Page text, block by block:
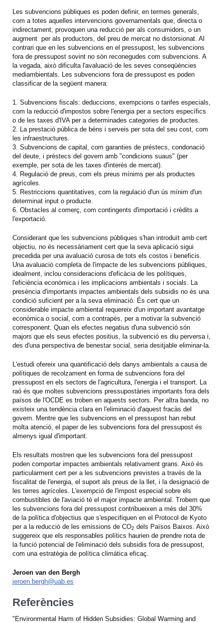
Les subvencions públiques es poden definir, en termes generals,
com a totes aquelles intervencions governamentals que, directa o
indirectament, provoquen una reducció per als consumidors, o un
augment per als productors, del preu de mercat no distorsionat. Al
contrari que en les subvencions en el pressupost, les subvencions
fora de pressupost sovint no són reconegudes com subvencions. A
la vegada, això dificulta l'avaluació de les seves conseqüències
mediambientals. Les subvencions fora de pressupost es poden
classificar de la següent manera:
1. Subvencions fiscals: deduccions, exempcions o tarifes especials,
com la reducció d'impostos sobre l'energia per a sectors específics
o de les taxes d'IVA per a determinades categories de productes.
2. La prestació pública de béns i serveis per sota del seu cost, com
les infraestructures.
3. Subvencions de capital, com garanties de préstecs, condonació
del deute, i préstecs del govern amb "condicions suaus" (per
exemple, per sota de les taxes d'interès de mercat).
4. Regulació de preus, com els preus mínims per als productes
agrícoles.
5. Restriccions quantitatives, com la regulació d'un ús mínim d'un
determinat input o producte.
6. Obstacles al comerç, com contingents d'importació i crèdits a
l'exportació.
Considerant que les subvencions públiques s'han introduït amb cert
objectiu, no és necessàriament cert que la seva aplicació sigui
precedida per una avaluació curosa de tots els costos i beneficis.
Una avaluació completa de l'impacte de les subvencions públiques,
idealment, inclou consideracions d'eficàcia de les polítiques,
l'eficiència econòmica i les implicacions ambientals i socials. La
presència d'importants impactes ambientals dels subsidis no és una
condició suficient per a la seva eliminació. És cert que un
considerable impacte ambiental requereix d'un important avantatge
econòmica o social, com a contrapès, per a motivar la subvenció
corresponent. Quan els efectes negatius d'una subvenció són
majors que els seus efectes positius, la subvenció es diu perversa i,
des d'una perspectiva de benestar social, seria desitjable eliminar-la.
L'estudi ofereix una quantificació dels danys ambientals a causa de
polítiques de recolzament en forma de subvencions fora del
pressupost en els sectors de l'agricultura, l'energia i el transport. La
raó és que moltes subvencions pressupostàries importants fora dels
països de l'OCDE es troben en aquests sectors. Per altra banda, no
existeix una tendència clara en l'eliminació d'aquest fracàs del
govern. Mentre que les subvencions en el pressupost han rebut
molta atenció, el paper de les subvencions fora del pressupost és
almenys igual d'important.
Els resultats mostren que les subvencions fora del pressupost
poden comportar impactes ambientals relativament grans. Això és
particularment cert per a les subvencions previstes a través de la
fiscalitat de l'energia, el suport als preus de la llet, i la designació de
les terres agrícoles. L'exempció de l'impost especial sobre els
combustibles de l'aviació té el major impacte ambiental. Trobem que
les subvencions fora del pressupost contribueixen a més del 30%
de la política d'objectius que s'especifiquen en el Protocol de Kyoto
per a la reducció de les emissions de CO2 dels Països Baixos. Això
suggereix que els responsables polítics haurien de prendre nota de
la funció potencial de l'eliminació dels subsidis fora de pressupost,
com una estratègia de política climàtica eficaç.
Jeroen van den Bergh
jeroen.bergh@uab.es
Referències
"Environmental Harm of Hidden Subsidies: Global Warming and